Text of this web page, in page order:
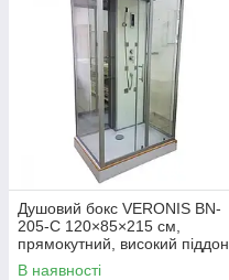
Душовий бокс VERONIS BN-
205-C 120×85×215 см,
прямокутний, високий піддон,
розсувні двері, Італія
В наявності